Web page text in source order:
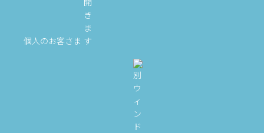
個人のお客さま